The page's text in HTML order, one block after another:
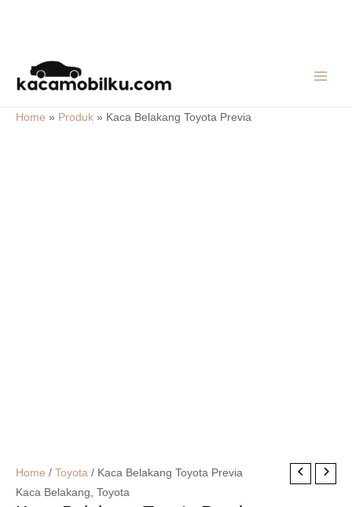
content
Home » Produk » Kaca Belakang Toyota Previa
Home / Toyota / Kaca Belakang Toyota Previa
Kaca Belakang, Toyota